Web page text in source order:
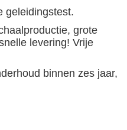
geleidingstest.
grote
levering! Vrije
binnen zes jaar,